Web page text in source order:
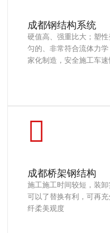
成都钢结构系统
硬值高、强重比大；塑
匀的、非常符合流体力
家化制造，安全施工车
成都桥架钢结构
施工施工时间较短，装
可以了替换有利，可再
纤柔美观度